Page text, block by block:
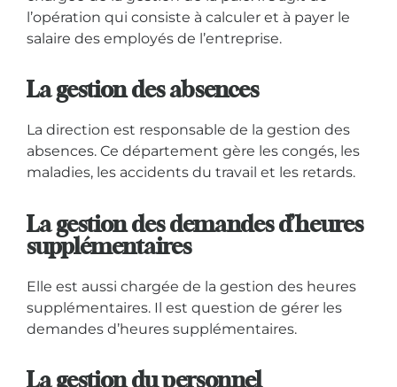
l’opération qui consiste à calculer et à payer le
salaire des employés de l’entreprise.
La gestion des absences
La direction est responsable de la gestion des
absences. Ce département gère les congés, les
maladies, les accidents du travail et les retards.
La gestion des demandes d’heures
supplémentaires
Elle est aussi chargée de la gestion des heures
supplémentaires. Il est question de gérer les
demandes d’heures supplémentaires.
La gestion du personnel